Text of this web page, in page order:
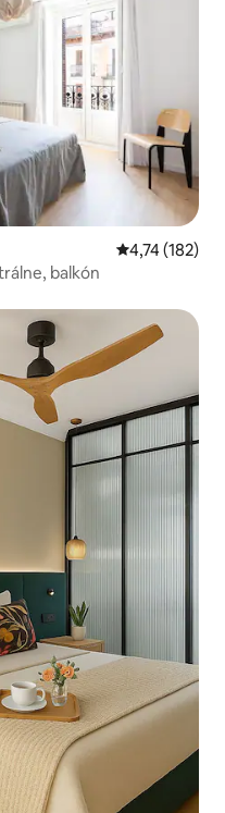
Priemerné
4,74 (182)
balkón